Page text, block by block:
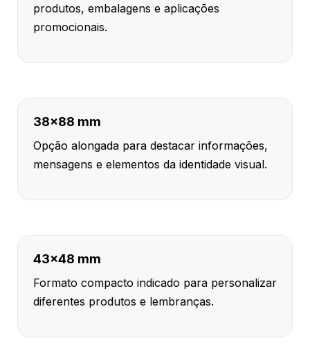
produtos, embalagens e aplicações
promocionais.
38x88 mm
Opção alongada para destacar informações,
mensagens e elementos da identidade visual.
43x48 mm
Formato compacto indicado para personalizar
diferentes produtos e lembranças.